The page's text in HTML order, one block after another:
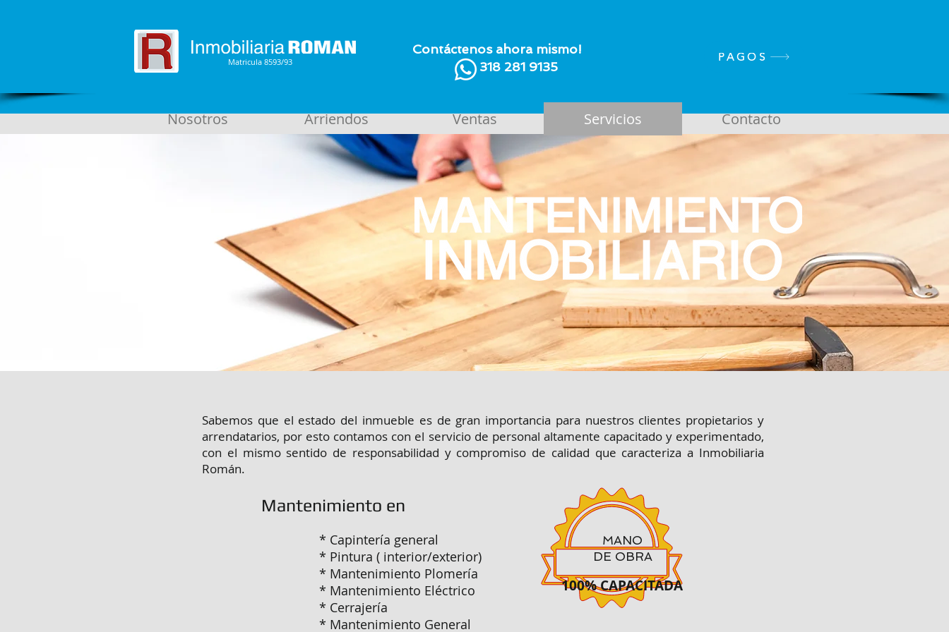
Matricula 8593/93
Contáctenos ahora mismo!
318 281 9135
PAGOS
Nosotros Arriendos Ventas Servicios Contacto
Sabemos que el estado del inmueble es de gran importancia para nuestros clientes propietarios y
arrendatarios, por esto contamos con el servicio de personal altamente capacitado y experimentado,
con el mismo sentido de responsabilidad y compromiso de calidad que caracteriza a Inmobiliaria
Román.
Mantenimiento en
* Capintería general
* Pintura ( interior/exterior)
* Mantenimiento Plomería
* Mantenimiento Eléctrico
* Cerrajería
* Mantenimiento General
MANO
DE OBRA
100% CAPACITADA